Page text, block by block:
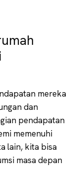
mereka
dan
pendapatan
memenuhi
lain, kita bisa
masa depan